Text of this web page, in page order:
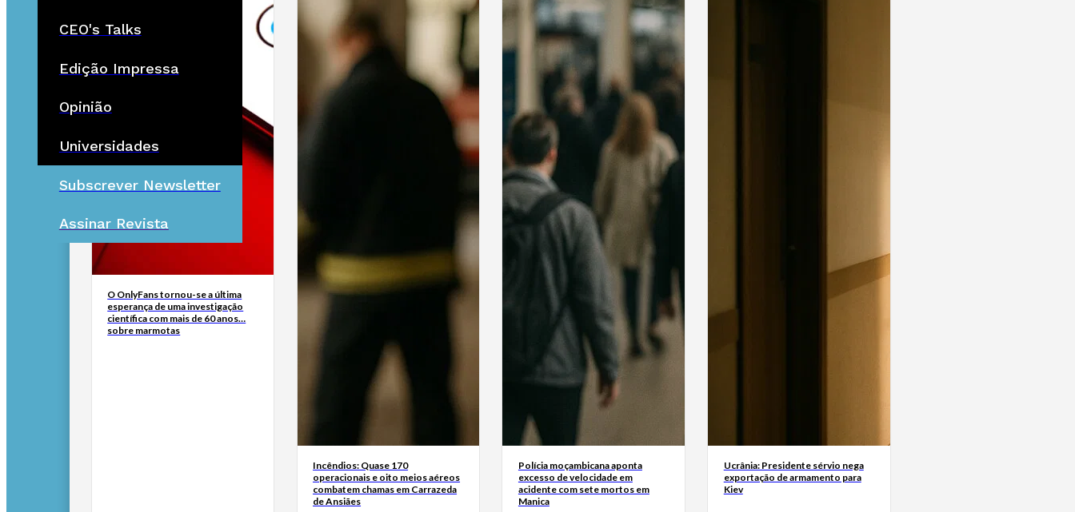
CEO's Talks
Edição Impressa
Opinião
Universidades
Subscrever Newsletter
Assinar Revista
O OnlyFans tornou-se a última
esperança de uma investigação
científica com mais de 60 anos…
sobre marmotas
Incêndios: Quase 170
operacionais e oito meios aéreos
combatem chamas em Carrazeda
de Ansiães
Polícia moçambicana aponta
excesso de velocidade em
acidente com sete mortos em
Manica
Ucrânia: Presidente sérvio nega
exportação de armamento para
Kiev